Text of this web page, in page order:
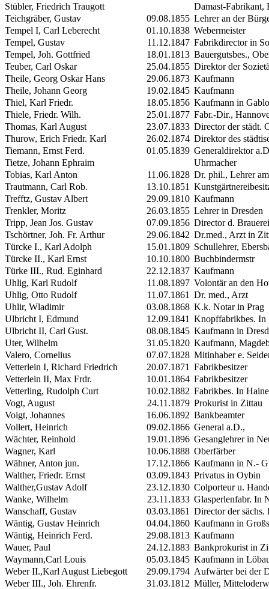
Stübler, Friedrich Traugott
Damast-Fabrikant,
Teichgräber, Gustav
09.08.1855 Lehrer an der
Tempel I, Carl Leberecht 01.10.1838 Webermeister
Tempel, Gustav
11.12.1847 Fabrikdirector in
Tempel, Joh. Gottfried
18.01.1813 Bauergutsbes.,
Teuber, Carl Oskar
25.04.1855 Direktor der
Theile, Georg Oskar Hans
29.06.1873 Kaufmann
Theile, Johann Georg
19.02.1845 Kaufmann
Thiel, Karl Friedr.
18.05.1856 Kaufmann in
Thiele, Friedr. Wilh.
25.01.1877 Fabr.-Dir.,
Thomas, Karl August
23.07.1833 Director der städt.
Thurow, Erich Friedr. Karl
26.02.1874 Direktor des
Tiemann, Ernst Ferd.
01.05.1839 Generaldirektor
Tietze, Johann Ephraim
Uhrmacher
Tobias, Karl Anton
11.06.1828 Dr. phil., Lehrer
Trautmann, Carl Rob.
13.10.1851
Trefftz, Gustav Albert
29.09.1810 Kaufmann
Trenkler, Moritz
26.03.1855 Lehrer in Dresden
Tripp, Jean Jos. Gustav
07.09.1856 Director d.
Tschörtner, Joh. Fr. Arthur
29.06.1842 Dr.med., Arzt in
Türcke I., Karl Adolph 15.01.1809 Schullehrer,
Türcke II., Karl Ernst 10.10.1800 Buchbindermstr
Türke III., Rud. Eginhard 22.12.1837 Kaufmann
Uhlig, Karl Rudolf
11.08.1897 Volontär an den
Uhlig, Otto Rudolf
11.07.1861 Dr. med., Arzt
Uhlir, Wladimir
03.08.1868 K.k. Notar in Prag
Ulbricht I, Edmund 12.09.1841 Knopffabrikbes. In
Ulbricht II, Carl Gust. 08.08.1845 Kaufmann in
Uter, Wilhelm
31.05.1820 Kaufmann,
Valero, Cornelius
07.07.1828 Mitinhaber e.
Vetterlein I, Richard Friedrich 20.07.1871 Fabrikbesitzer
Vetterlein II, Max Frdr. 10.01.1864 Fabrikbesitzer
Vetterling, Rudolph Curt
10.02.1882 Fabrikbes. In
Vogt, August
24.11.1879 Prokurist in Zittau
Voigt, Johannes
16.06.1892 Bankbeamter
Vollert, Heinrich
09.02.1866 General a.D.,
Wächter, Reinhold
19.01.1896 Gesanglehrer in
Wagner, Karl
10.06.1888 Oberfärber
Wähner, Anton jun.
17.12.1866 Kaufmann in N.-
Walther, Friedr. Ernst
03.09.1843 Privatus in Oybin
Walther,Gustav Adolf
23.12.1830 Colporteur u.
Wanke, Wilhelm
23.11.1833 Glasperlenfabr. In
Wanschaff, Gustav
03.03.1861 Director der
Wäntig, Gustav Heinrich
04.04.1860 Kaufmann in
Wäntig, Heinrich Ferd.
29.08.1813 Kaufmann
Wauer, Paul
24.12.1883 Bankprokurist in
Waymann,Carl Louis
05.03.1845 Kaufmann in
WeberII.,Karl August Liebegott 29.09.1794 Aufwärter bei der
WeberIII., Joh. Ehrenfr. 31.03.1812 Müller,